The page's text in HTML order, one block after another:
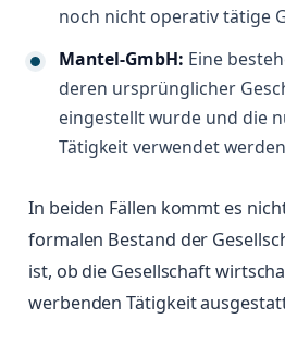
noch nicht operativ tätige
Mantel-GmbH: Eine
deren ursprünglicher
eingestellt wurde und die
Tätigkeit verwendet
In beiden Fällen kommt es
formalen Bestand der
ist, ob die Gesellschaft
werbenden Tätigkeit